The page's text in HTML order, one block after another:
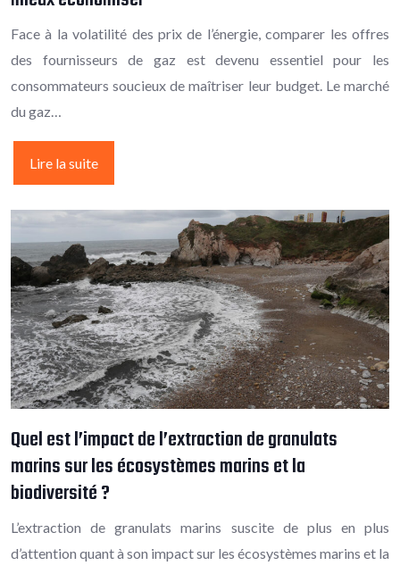
Face à la volatilité des prix de l’énergie, comparer les offres
des fournisseurs de gaz est devenu essentiel pour les
consommateurs soucieux de maîtriser leur budget. Le marché
du gaz…
Lire la suite
Quel est l’impact de l’extraction de granulats
marins sur les écosystèmes marins et la
biodiversité ?
L’extraction de granulats marins suscite de plus en plus
d’attention quant à son impact sur les écosystèmes marins et la